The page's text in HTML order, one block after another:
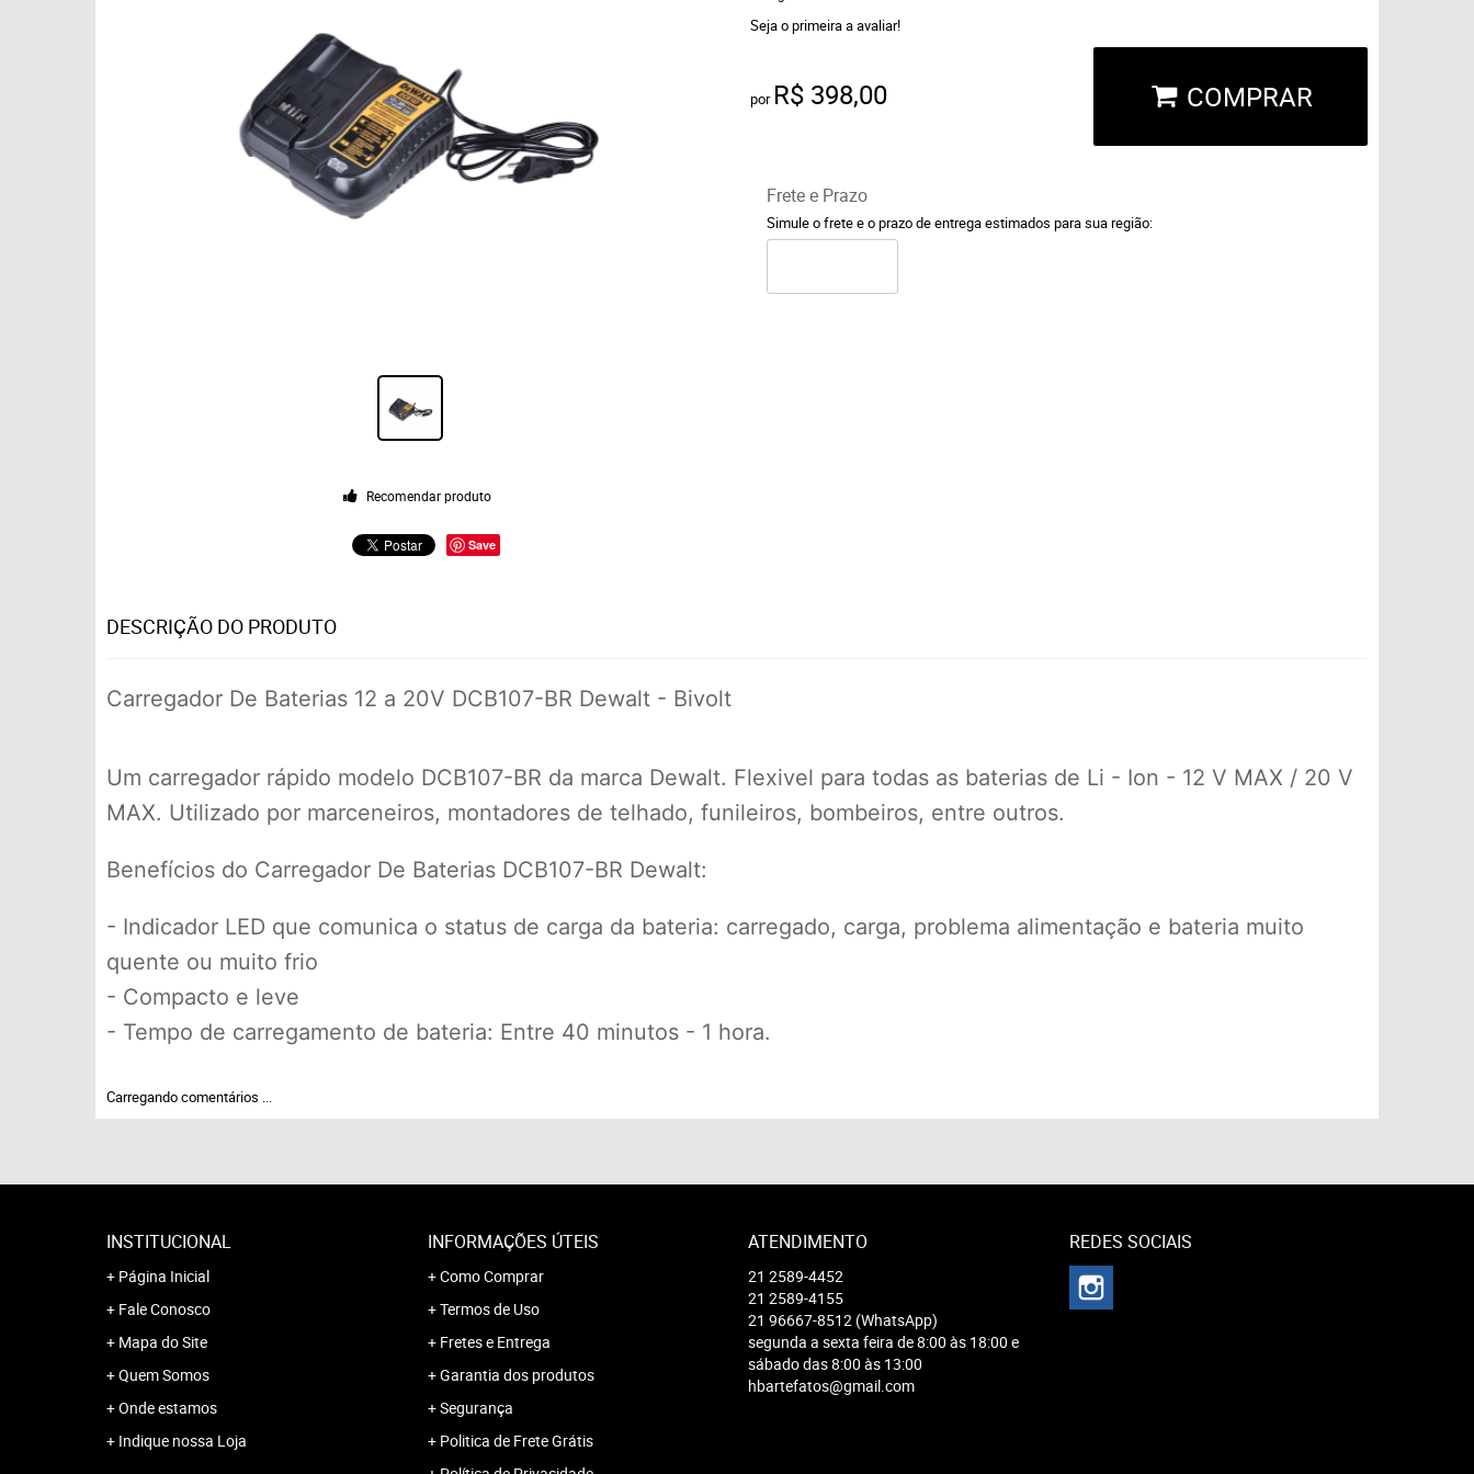
Recomendar produto
Save
Seja o primeira a avaliar!
por R$ 398,00 COMPRAR
Frete e Prazo
Simule o frete e o prazo de entrega estimados para sua região:
DESCRIÇÃO DO PRODUTO
Carregador De Baterias 12 a 20V DCB107-BR Dewalt - Bivolt
Um carregador rápido modelo DCB107-BR da marca Dewalt. Flexivel para todas as baterias de Li - Ion - 12 V MAX / 20 V
MAX. Utilizado por marceneiros, montadores de telhado, funileiros, bombeiros, entre outros.
Benefícios do Carregador De Baterias DCB107-BR Dewalt:
- Indicador LED que comunica o status de carga da bateria: carregado, carga, problema alimentação e bateria muito
quente ou muito frio
- Compacto e leve
- Tempo de carregamento de bateria: Entre 40 minutos - 1 hora.
Carregando comentários ...
INSTITUCIONAL
Página Inicial
Fale Conosco
Mapa do Site
Quem Somos
Onde estamos
Indique nossa Loja
INFORMAÇÕES ÚTEIS
Como Comprar
Termos de Uso
Fretes e Entrega
Garantia dos produtos
Segurança
Politica de Frete Grátis
ATENDIMENTO
21 2589-4452
21 2589-4155
21 96667-8512 (WhatsApp)
segunda a sexta feira de 8:00 às 18:00 e
sábado das 8:00 às 13:00
hbartefatos@gmail.com
REDES SOCIAIS